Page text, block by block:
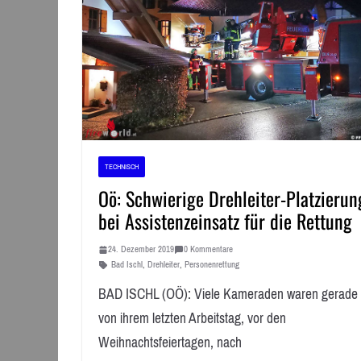
TECHNISCH
Oö: Schwierige Drehleiter-
bei Assistenzeinsatz für die Rettung
24. Dezember 2019 0 Kommentare
Bad Ischl, Drehleiter, Personenrettung
BAD ISCHL (OÖ): Viele Kameraden waren gerade
von ihrem letzten Arbeitstag, vor den
Weihnachtsfeiertagen, nach